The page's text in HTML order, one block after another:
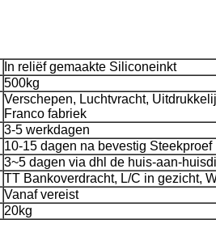
In reliëf gemaakte Siliconeinkt
500kg
Verschepen, Luchtvracht,
Franco fabriek
3-5 werkdagen
10-15 dagen na bevestig Steekproef
3~5 dagen via dhl de huis-aan-
TT Bankoverdracht, L/C in gezicht,
Vanaf vereist
20kg